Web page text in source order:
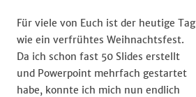
#Shop
da
Für viele von Euch ist der heutige Tag
wie ein verfrühtes Weihnachtsfest.
Da ich schon fast 50 Slides erstellt
und Powerpoint mehrfach gestartet
habe, konnte ich mich nun endlich